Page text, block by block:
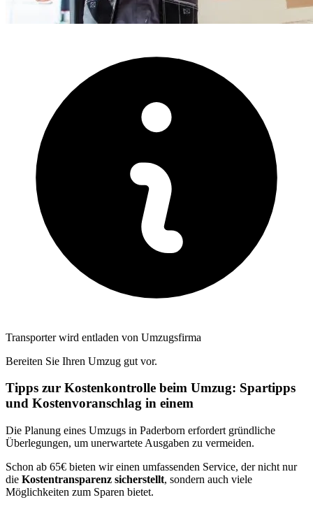
Transporter wird entladen von Umzugsfirma
Bereiten Sie Ihren Umzug gut vor.
Tipps zur Kostenkontrolle beim Umzug: Spartipps
und Kostenvoranschlag in einem
Die Planung eines Umzugs in Paderborn erfordert gründliche
Überlegungen, um unerwartete Ausgaben zu vermeiden.
Schon ab 65€ bieten wir einen umfassenden Service, der nicht nur
die Kostentransparenz sicherstellt, sondern auch viele
Möglichkeiten zum Sparen bietet.